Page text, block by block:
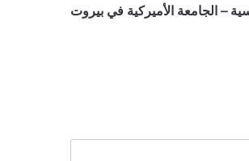
– الجامعة الأميركية في بيروت